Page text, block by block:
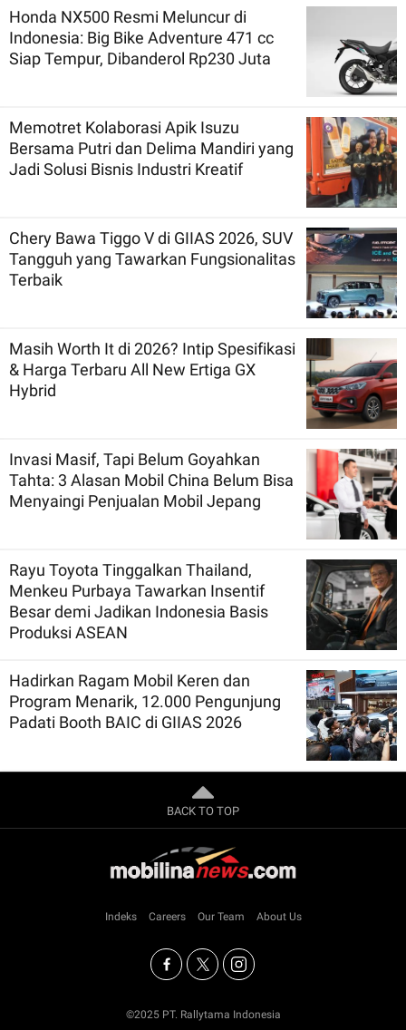
Honda NX500 Resmi Meluncur di
Indonesia: Big Bike Adventure 471 cc
Siap Tempur, Dibanderol Rp230 Juta
Memotret Kolaborasi Apik Isuzu
Bersama Putri dan Delima Mandiri yang
Jadi Solusi Bisnis Industri Kreatif
Chery Bawa Tiggo V di GIIAS 2026, SUV
Tangguh yang Tawarkan Fungsionalitas
Terbaik
Masih Worth It di 2026? Intip Spesifikasi
& Harga Terbaru All New Ertiga GX
Hybrid
Invasi Masif, Tapi Belum Goyahkan
Tahta: 3 Alasan Mobil China Belum Bisa
Menyaingi Penjualan Mobil Jepang
Rayu Toyota Tinggalkan Thailand,
Menkeu Purbaya Tawarkan Insentif
Besar demi Jadikan Indonesia Basis
Produksi ASEAN
Hadirkan Ragam Mobil Keren dan
Program Menarik, 12.000 Pengunjung
Padati Booth BAIC di GIIAS 2026
BACK TO TOP
Indeks Careers Our Team About Us
©2025 PT. Rallytama Indonesia